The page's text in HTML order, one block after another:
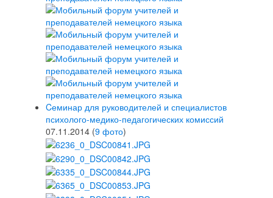
Cеминар для руководителей и специалистов
психолого-медико-педагогических комиссий
07.11.2014 (9 фото)